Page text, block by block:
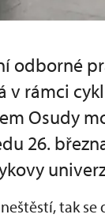
odborné
v rámci
Osudy
26.
tak